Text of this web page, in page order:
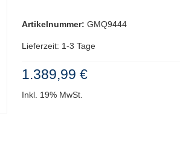
Artikelnummer: GMQ9444
Lieferzeit: 1-3 Tage
1.389,99 €
Inkl. 19% MwSt.